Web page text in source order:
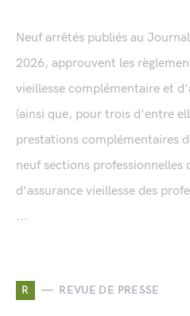
Neuf arrêtés publiés au
2026, approuvent les
vieillesse complémentaire et
(ainsi que, pour trois d'entre
prestations complémentaires
neuf sections professionnelles
d'assurance vieillesse des
...
R REVUE DE PRESSE